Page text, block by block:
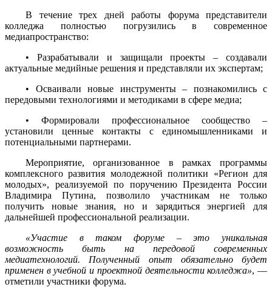
В течение трех дней работы форума представители
колледжа полностью погрузились в современное
медиапространство:
• Разрабатывали и защищали проекты – создавали
актуальные медийные решения и представляли их экспертам;
• Осваивали новые инструменты – познакомились с
передовыми технологиями и методиками в сфере медиа;
• Формировали профессиональное сообщество –
установили ценные контакты с единомышленниками и
потенциальными партнерами.
Мероприятие, организованное в рамках программы
комплексного развития молодежной политики «Регион для
молодых», реализуемой по поручению Президента России
Владимира Путина, позволило участникам не только
получить новые знания, но и зарядиться энергией для
дальнейшей профессиональной реализации.
«Участие в таком форуме – это уникальная
возможность быть на передовой современных
медиатехнологий. Полученный опыт обязательно будет
применен в учебной и проектной деятельности колледжа», —
отметили участники форума.